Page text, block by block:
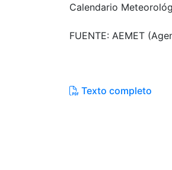
Calendario
FUENTE: AEMET
Texto completo